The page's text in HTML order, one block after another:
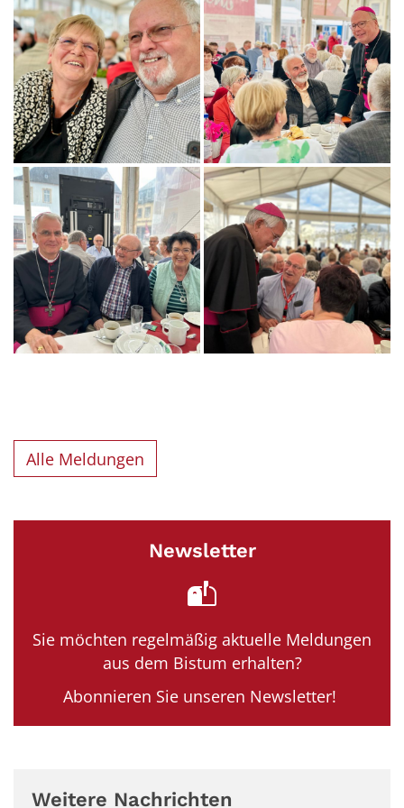
Alle Meldungen
Newsletter
Sie möchten regelmäßig aktuelle Meldungen
aus dem Bistum erhalten?
Abonnieren Sie unseren Newsletter!
Weitere Nachrichten